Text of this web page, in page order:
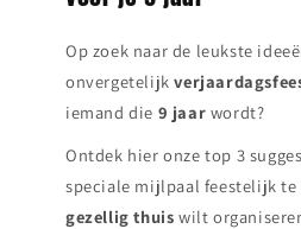
Op zoek naar de leukste
onvergetelijk
iemand die 9 jaar wordt?
Ontdek hier onze top 3
speciale mijlpaal feestelijk te
gezellig thuis wilt